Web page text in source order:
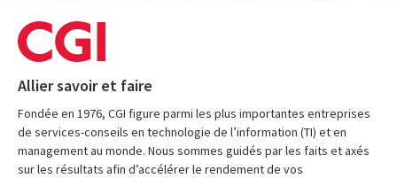
Allier savoir et faire
Fondée en 1976, CGI figure parmi les plus importantes entreprises
de services-conseils en technologie de l’information (TI) et en
management au monde. Nous sommes guidés par les faits et axés
sur les résultats afin d’accélérer le rendement de vos